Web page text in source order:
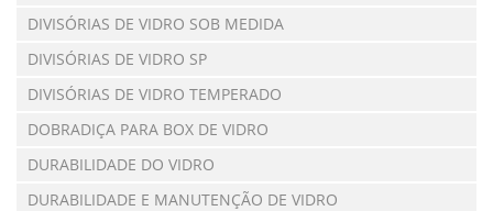
DIVISÓRIAS DE VIDRO SOB MEDIDA
DIVISÓRIAS DE VIDRO SP
DIVISÓRIAS DE VIDRO TEMPERADO
DOBRADIÇA PARA BOX DE VIDRO
DURABILIDADE DO VIDRO
DURABILIDADE E MANUTENÇÃO DE VIDRO